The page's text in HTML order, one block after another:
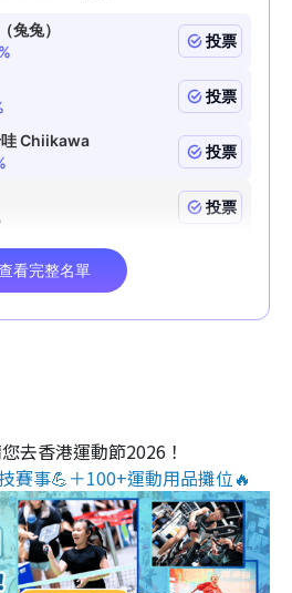
您去香港運動節2026！
賽事💪＋100+運動用品攤位🔥